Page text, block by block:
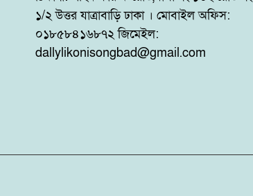
১/২ উত্তর যাত্রাবাড়ি ঢাকা । মোবাইল অফিস:
০১৮৫৮৪১৬৮৭২ জিমেইল:
dallylikonisongbad@gmail.com